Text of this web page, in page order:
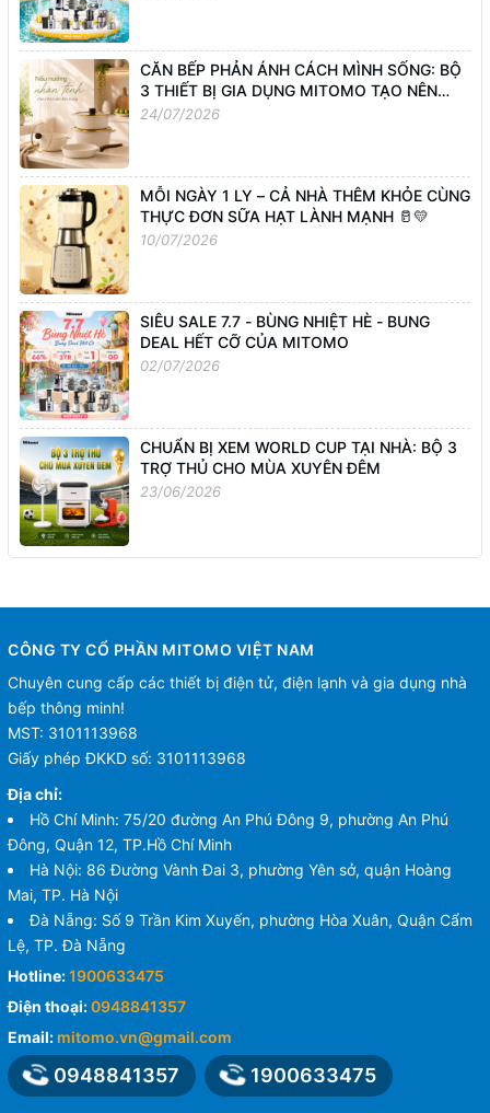
CĂN BẾP PHẢN ÁNH CÁCH MÌNH SỐNG: BỘ
3 THIẾT BỊ GIA DỤNG MITOMO TẠO NÊN
GÓC NHỎ BÌNH YÊN
24/07/2026
MỖI NGÀY 1 LY – CẢ NHÀ THÊM KHỎE CÙNG
THỰC ĐƠN SỮA HẠT LÀNH MẠNH 🥛💛
10/07/2026
SIÊU SALE 7.7 - BÙNG NHIỆT HÈ - BUNG
DEAL HẾT CỠ CỦA MITOMO
02/07/2026
CHUẨN BỊ XEM WORLD CUP TẠI NHÀ: BỘ 3
TRỢ THỦ CHO MÙA XUYÊN ĐÊM
23/06/2026
CÔNG TY CỔ PHẦN MITOMO VIỆT NAM
Chuyên cung cấp các thiết bị điện tử, điện lạnh và gia dụng nhà
bếp thông minh!
MST: 3101113968
Giấy phép ĐKKD số: 3101113968
Địa chỉ:
Hồ Chí Minh: 75/20 đường An Phú Đông 9, phường An Phú
Đông, Quận 12, TP.Hồ Chí Minh
Hà Nội: 86 Đường Vành Đai 3, phường Yên sở, quận Hoàng
Mai, TP. Hà Nội
Đà Nẵng: Số 9 Trần Kim Xuyến, phường Hòa Xuân, Quận Cẩm
Lệ, TP. Đà Nẵng
Hotline:1900633475
Điện thoại:0948841357
Email: mitomo.vn@gmail.com
0948841357 1900633475